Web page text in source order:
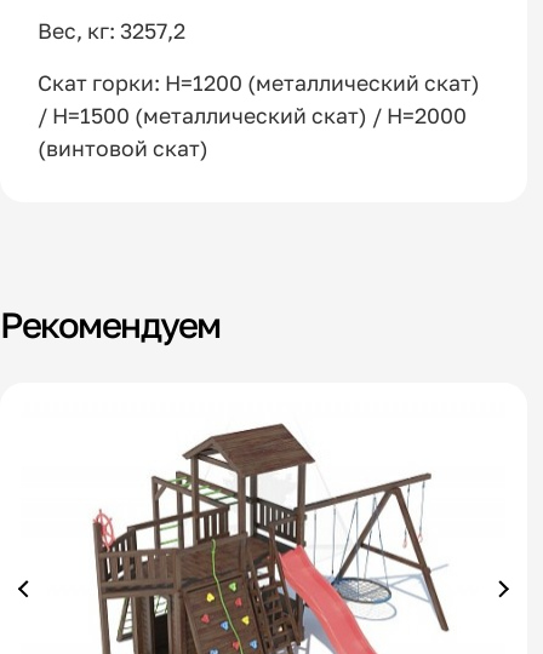
Вес, кг: 3257,2
Скат горки: H=1200 (металлический скат)
/ H=1500 (металлический скат) / H=2000
(винтовой скат)
Рекомендуем